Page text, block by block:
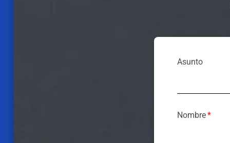
Asunto
Nombre